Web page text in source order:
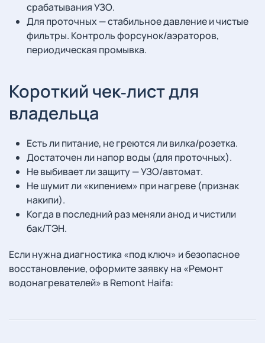
срабатывания УЗО.
Для проточных — стабильное давление и чистые
фильтры. Контроль форсунок/аэраторов,
периодическая промывка.
Короткий чек‑лист для
владельца
Есть ли питание, не греются ли вилка/розетка.
Достаточен ли напор воды (для проточных).
Не выбивает ли защиту — УЗО/автомат.
Не шумит ли «кипением» при нагреве (признак
накипи).
Когда в последний раз меняли анод и чистили
бак/ТЭН.
Если нужна диагностика «под ключ» и безопасное
восстановление, оформите заявку на «Ремонт
водонагревателей» в Remont Haifa: